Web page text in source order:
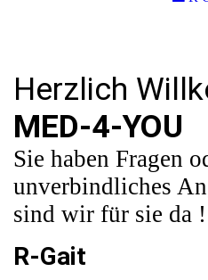
Herzlich
MED-4-YOU
Sie haben Fragen
unverbindliches
sind wir für sie da !
R-Gait